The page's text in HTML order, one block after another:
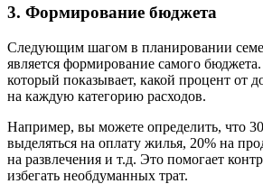
3. Формирование бюджета
Следующим шагом в планировании
является формирование самого
который показывает, какой процент от
на каждую категорию расходов.
Например, вы можете определить, что
выделяться на оплату жилья, 20% на
на развлечения и т.д. Это помогает
избегать необдуманных трат.